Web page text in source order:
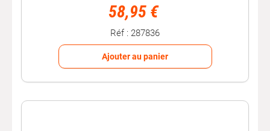
58,95 €
Réf : 287836
Ajouter au panier